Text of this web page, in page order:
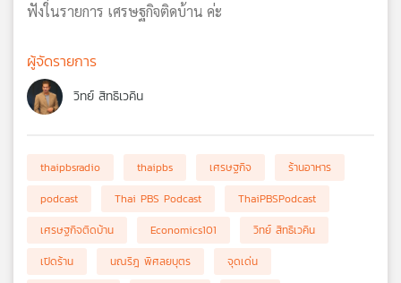
ฟังในรายการ เศรษฐกิจติดบ้าน ค่ะ
ผู้จัดรายการ
วิทย์ สิทธิเวคิน
thaipbsradio thaipbs เศรษฐกิจ
ร้านอาหาร
podcast
Thai PBS Podcast
ThaiPBSPodcast
เศรษฐกิจติดบ้าน
Economics101
วิทย์ สิทธิเวคิน
เปิดร้าน
นณริฎ พิศลยบุตร
จุดเด่น